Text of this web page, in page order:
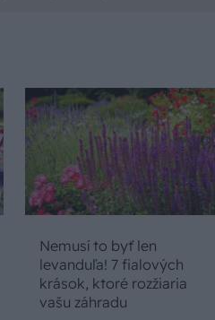
Nemusí to byť len
levanduľa! 7 fialových
krások, ktoré rozžiaria
vašu záhradu